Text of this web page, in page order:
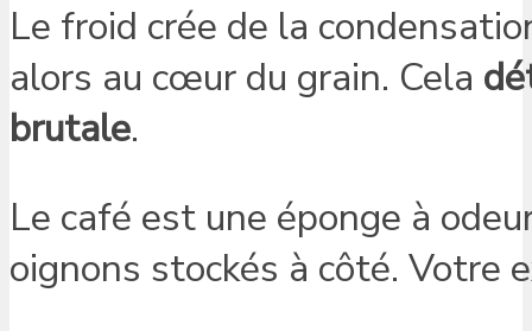
Le froid crée de la
alors au cœur du grain. Cela
brutale.
Le café est une éponge à
oignons stockés à côté. Votre